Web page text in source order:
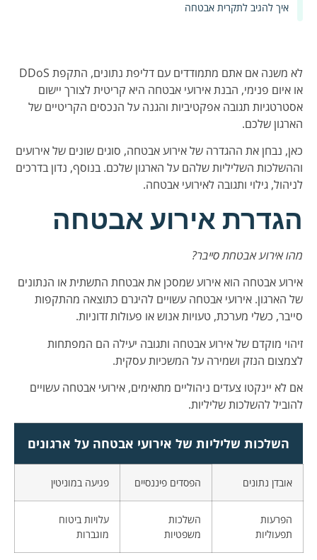
לא משנה אם אתם מתמודדים עם דליפת נתונים, התקפת DDoS
או איום פנימי, הבנת אירועי אבטחה היא קריטית לצורך יישום
אסטרטגיות תגובה אפקטיביות והגנה על הנכסים הקריטיים של
הארגון שלכם.
כאן, נבחן את ההגדרה של אירוע אבטחה, סוגים שונים של אירועים
וההשלכות השליליות שלהם על הארגון שלכם. בנוסף, נדון בדרכים
לניהול, גילוי ותגובה לאירועי אבטחה.
הגדרת אירוע אבטחה
מהו אירוע אבטחת סייבר?
אירוע אבטחה הוא אירוע שמסכן את אבטחת התשתית או הנתונים
של הארגון. אירועי אבטחה עשויים להיגרם כתוצאה מהתקפות
סייבר, כשלי מערכת, טעויות אנוש או פעולות זדוניות.
זיהוי מוקדם של אירוע אבטחה ותגובה יעילה הם המפתחות
לצמצום הנזק ושמירה על המשכיות עסקית.
אם לא יינקטו צעדים ניהוליים מתאימים, אירועי אבטחה עשויים
להוביל להשלכות שליליות.
השלכות שליליות של אירועי אבטחה על ארגונים
אובדן נתונים הפסדים פיננסיים פגיעה במוניטין
הפרעות
תפעוליות
השלכות
משפטיות
עלויות ביטוח
מוגברות
איך להגיב לתקרית אבטחה